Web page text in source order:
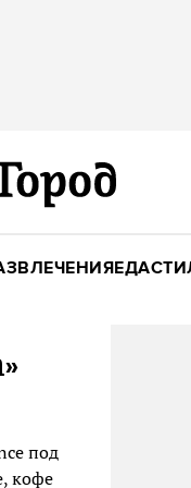
ЕДА
под
кофе